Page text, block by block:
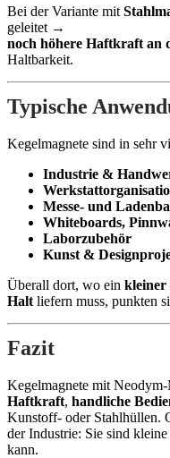
Bei der Variante mit
geleitet →
noch höhere Haftkraft an
Haltbarkeit.
Typische
Kegelmagnete sind in sehr
Industrie &
Messe- und
Whiteboards,
Laborzubehör
Kunst &
Überall dort, wo ein
Halt liefern muss, punkten
Fazit
Kegelmagnete mit
Haftkraft, handliche
Kunstoff- oder Stahlhüllen.
der Industrie: Sie sind
kann.